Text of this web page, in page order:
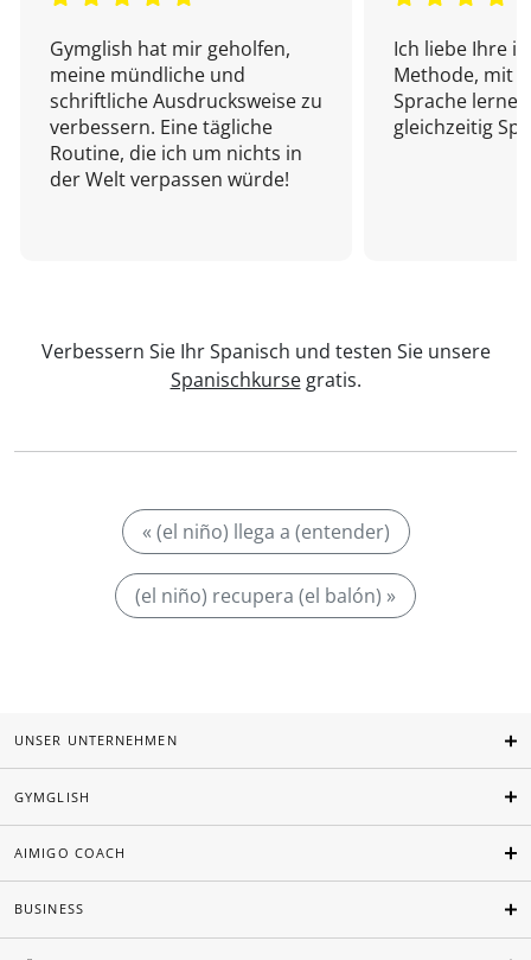
Gymglish hat mir geholfen,
meine mündliche und
schriftliche Ausdrucksweise zu
verbessern. Eine tägliche
Routine, die ich um nichts in
der Welt verpassen würde!
Ich liebe Ihre
Methode, mit
Sprache
gleichzeitig
Verbessern Sie Ihr Spanisch und testen Sie unsere
Spanischkursegratis.
« (el niño) llega a (entender)
(el niño) recupera (el balón) »
UNSER UNTERNEHMEN
GYMGLISH
AIMIGO COACH
BUSINESS